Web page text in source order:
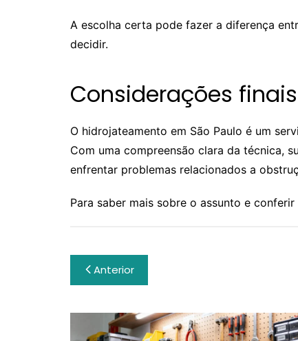
A escolha certa pode fazer a diferença
decidir.
Considerações finais
O hidrojateamento em São Paulo é um
Com uma compreensão clara da técnica,
enfrentar problemas relacionados a
Para saber mais sobre o assunto e
Navegação
de
Post
Anterior